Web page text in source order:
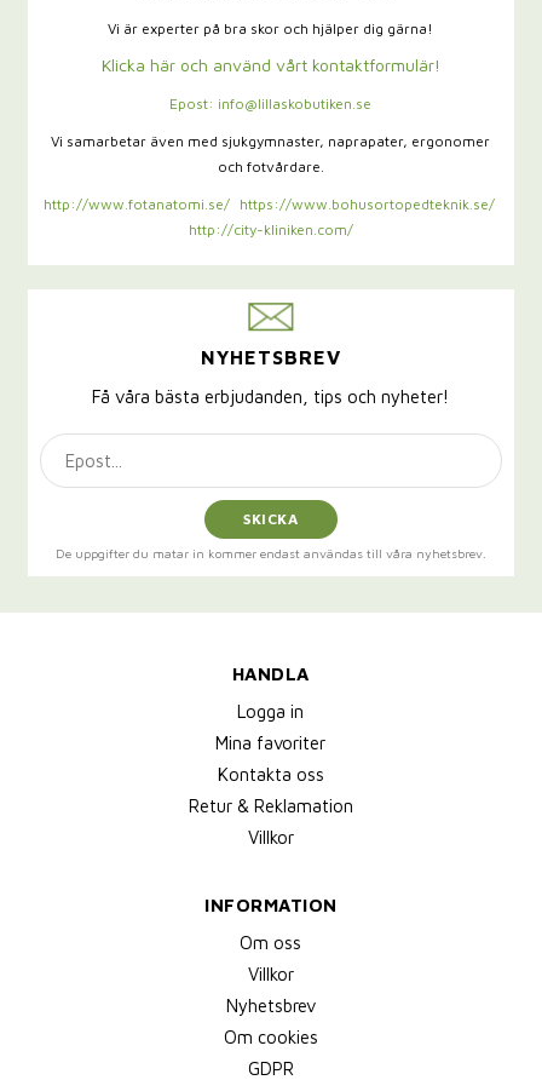
Vi är experter på bra skor och hjälper dig gärna!
Klicka här och använd vårt kontaktformulär!
Epost: info@lillaskobutiken.se
Vi samarbetar även med sjukgymnaster, naprapater, ergonomer
och fotvårdare.
http://www.fotanatomi.se/
https://www.bohusortopedteknik.se/
http://city-kliniken.com/
NYHETSBREV
Få våra bästa erbjudanden, tips och nyheter!
SKICKA
De uppgifter du matar in kommer endast användas till våra nyhetsbrev.
HANDLA
Logga in
Mina favoriter
Kontakta oss
Retur & Reklamation
Villkor
INFORMATION
Om oss
Villkor
Nyhetsbrev
Om cookies
GDPR